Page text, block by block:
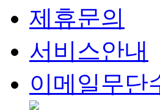
제휴문의
서비스안내
이메일무단